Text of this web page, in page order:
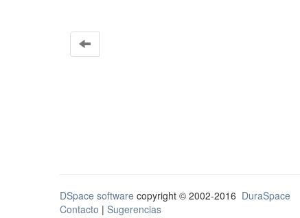
DSpace software copyright © 2002-2016 DuraSpace
Contacto | Sugerencias